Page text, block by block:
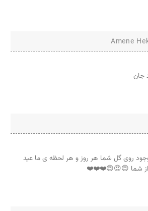
Amene
جان
وجود روی گل شما هر روز و هر لحظه ی ما عید
شما 😍😍😍❤️❤️❤️